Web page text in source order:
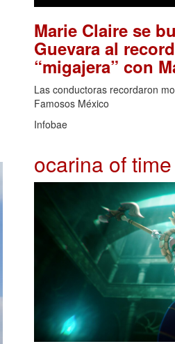
Marie Claire se
Guevara al
“migajera” con
Las conductoras recordaron
Famosos México
Infobae
ocarina of